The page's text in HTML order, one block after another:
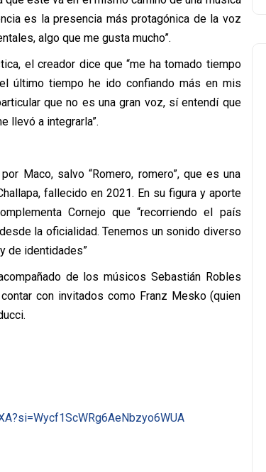
es la presencia más protagónica de la voz
algo que me gusta mucho”.
el creador dice que “me ha tomado tiempo
último tiempo he ido confiando más en mis
que no es una gran voz, sí entendí que
llevó a integrarla”.
Maco, salvo “Romero, romero”, que es una
fallecido en 2021. En su figura y aporte
Cornejo que “recorriendo el país
la oficialidad. Tenemos un sonido diverso
de identidades”
de los músicos Sebastián Robles
con invitados como Franz Mesko (quien
si=Wycf1ScWRg6AeNbzyo6WUA